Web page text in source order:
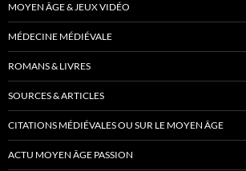
MOYEN ÂGE & JEUX VIDÉO
MÉDECINE MÉDIÉVALE
ROMANS & LIVRES
SOURCES & ARTICLES
CITATIONS MÉDIÉVALES OU SUR LE MOYEN ÂGE
ACTU MOYEN ÂGE PASSION